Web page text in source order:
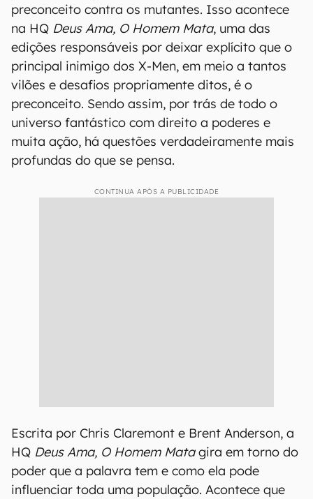
preconceito contra os mutantes. Isso acontece
na HQ Deus Ama, O Homem Mata, uma das
edições responsáveis por deixar explícito que o
principal inimigo dos X-Men, em meio a tantos
vilões e desafios propriamente ditos, é o
preconceito. Sendo assim, por trás de todo o
universo fantástico com direito a poderes e
muita ação, há questões verdadeiramente mais
profundas do que se pensa.
CONTINUA APÓS A PUBLICIDADE
Escrita por Chris Claremont e Brent Anderson, a
HQ Deus Ama, O Homem Matagira em torno do
poder que a palavra tem e como ela pode
influenciar toda uma população. Acontece que